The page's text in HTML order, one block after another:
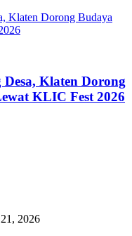
Desa, Klaten Dorong
KLIC Fest 2026
2026